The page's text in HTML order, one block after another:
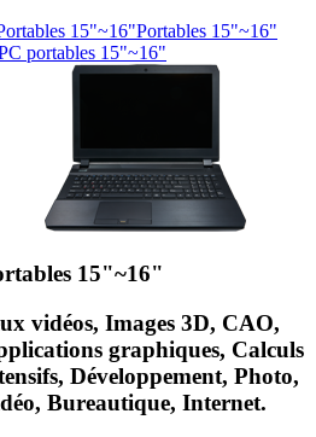
Portables 15"~16"
portables 15"~16"
15"~16"
vidéos, Images 3D, CAO,
graphiques, Calculs
Développement, Photo,
Bureautique, Internet.